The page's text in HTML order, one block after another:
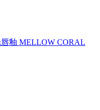
唇釉 MELLOW CORAL